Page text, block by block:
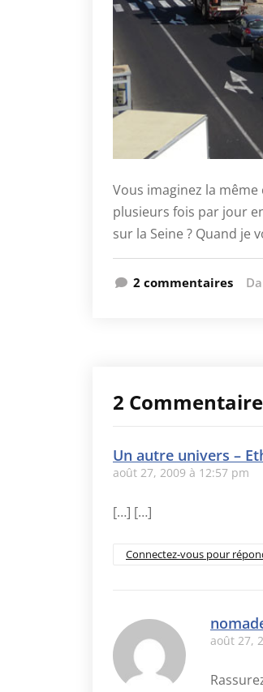
Vous imaginez la
plusieurs fois par jour
sur la Seine ? Quand je
2 commentaires
2
Un autre univers –
août 27, 2009 à 12:57 pm
[…] […]
Connectez-vous pour
août 27,